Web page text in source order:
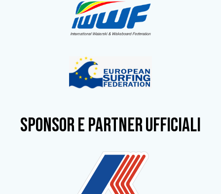
SPONSOR e partner ufficiali